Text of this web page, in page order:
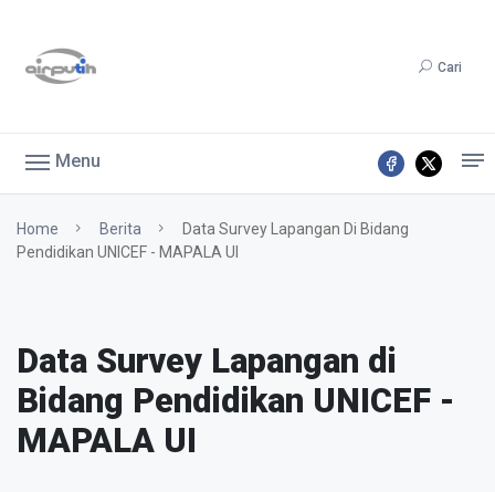
Cari
Menu
Home Berita
Data Survey Lapangan Di Bidang
Pendidikan UNICEF - MAPALA UI
Data Survey Lapangan di
Bidang Pendidikan UNICEF -
MAPALA UI